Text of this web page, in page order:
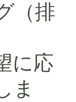
（排
に応
ま